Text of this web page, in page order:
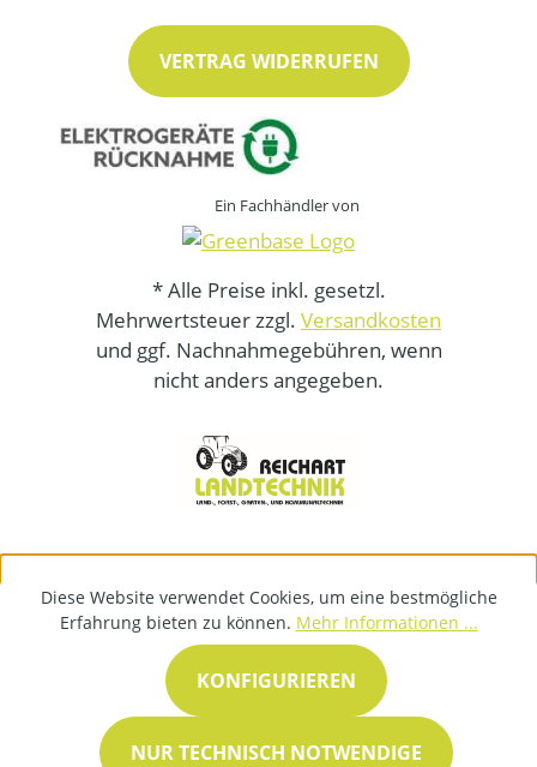
VERTRAG WIDERRUFEN
Ein Fachhändler von
* Alle Preise inkl. gesetzl.
Mehrwertsteuer zzgl. Versandkosten
und ggf. Nachnahmegebühren, wenn
nicht anders angegeben.
Diese Website verwendet Cookies, um eine bestmögliche
Erfahrung bieten zu können. Mehr Informationen ...
NUR TECHNISCH NOTWENDIGE
KONFIGURIEREN